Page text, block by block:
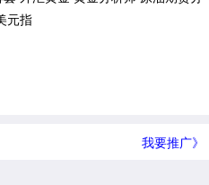
元指
我要推广》